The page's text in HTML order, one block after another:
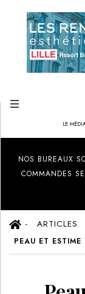
LE
NOS BUREAUX
COMMANDES
ARTICLES
PEAU ET ESTIME